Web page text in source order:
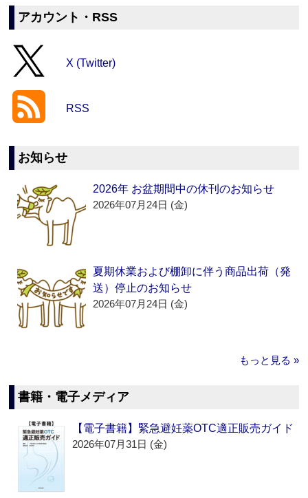
アカウント・RSS
X (Twitter)
RSS
お知らせ
2026年 お盆期間中の休刊のお知らせ
2026年07月24日 (金)
夏期休業および棚卸に伴う商品出荷（発
送）停止のお知らせ
2026年07月24日 (金)
もっと見る »
書籍・電子メディア
【電子書籍】緊急避妊薬OTC適正販売ガイド
2026年07月31日 (金)